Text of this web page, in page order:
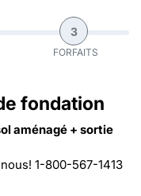
3
FORFAITS
fondation
aménagé + sortie
1-800-567-1413